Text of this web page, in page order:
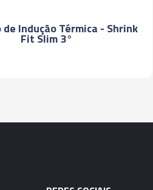
06441 -
A100-SF25-
Indução Térmica - Shrink
Fit Slim 3°